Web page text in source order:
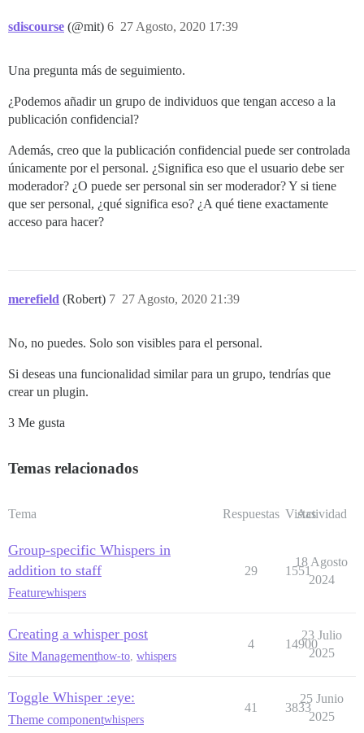
sdiscourse (@mit) 27 Agosto, 2020 17:39
6
Una pregunta más de seguimiento.
¿Podemos añadir un grupo de individuos que tengan acceso a la
publicación confidencial?
Además, creo que la publicación confidencial puede ser controlada
únicamente por el personal. ¿Significa eso que el usuario debe ser
moderador? ¿O puede ser personal sin ser moderador? Y si tiene
que ser personal, ¿qué significa eso? ¿A qué tiene exactamente
acceso para hacer?
merefield (Robert) 27 Agosto, 2020 21:39
7
No, no puedes. Solo son visibles para el personal.
Si deseas una funcionalidad similar para un grupo, tendrías que
crear un plugin.
3 Me gusta
Temas relacionados
Tema Respuestas Vistas
Actividad
Group-specific Whispers in
addition to staff
Featurewhispers
29 1551
18 Agosto
2024
Creating a whisper post
Site Managementhow-to, whispers
4 14900
23 Julio
2025
Toggle Whisper :eye:
Theme componentwhispers
41 3833
25 Junio
2025